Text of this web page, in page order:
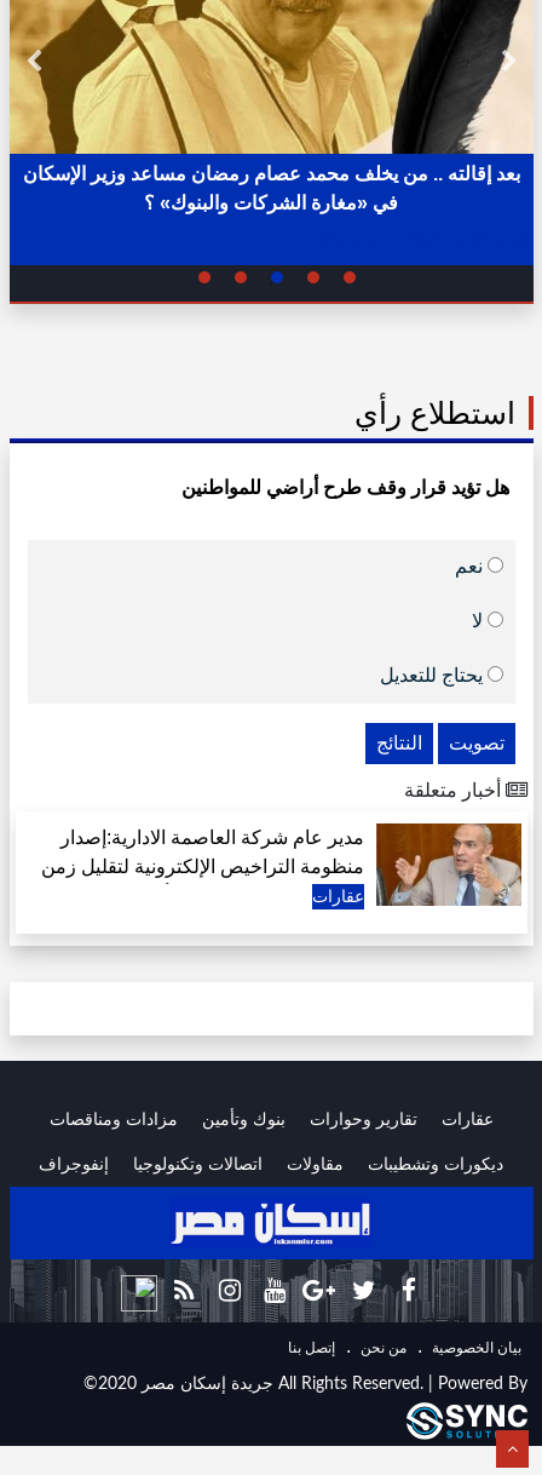
بعد إقالته .. من يخلف محمد عصام رمضان مساعد وزير الإسكان
في «مغارة الشركات والبنوك» ؟
استطلاع رأي
هل تؤيد قرار وقف طرح أراضي للمواطنين
نعم
لا
يحتاج للتعديل
تصويت النتائج
أخبار متعلقة
مدير عام شركة العاصمة الادارية:إصدار
منظومة التراخيص الإلكترونية لتقليل زمن
عقارات
عقارات تقارير وحوارات بنوك وتأمين مزادات ومناقصات
ديكورات وتشطيبات مقاولات اتصالات وتكنولوجيا إنفوجراف
ﺑﻴﺎﻥ اﻟﺨﺼﻮﺻﻴﺔ . ﻣﻦ ﻧﺤﻦ . ﺇﺗﺼﻞ ﺑﻨﺎ
©2020 جريدة إسكان مصر All Rights Reserved. | Powered By